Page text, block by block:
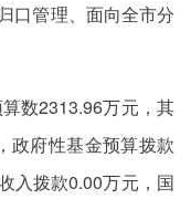
口管理、面向全市分
数2313.96万元，其
政府性基金预算拨款
入拨款0.00万元，国